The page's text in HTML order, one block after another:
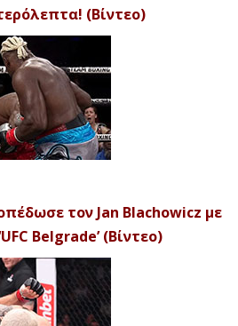
(Βίντεο)
τον Jan Blachowicz με
Belgrade’ (Βίντεο)